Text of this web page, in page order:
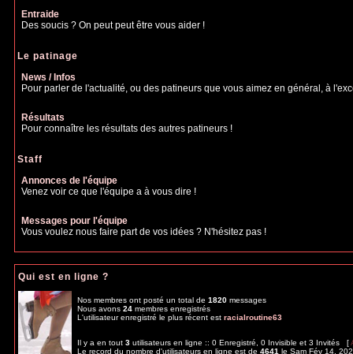
Entraide
Des soucis ? On peut peut être vous aider !
Le patinage
News / Infos
Pour parler de l'actualité, ou des patineurs que vous aimez en général, à
Résultats
Pour connaître les résultats des autres patineurs !
Staff
Annonces de l'équipe
Venez voir ce que l'équipe a à vous dire !
Messages pour l'équipe
Vous voulez nous faire part de vos idées ? N'hésitez pas !
Qui est en ligne ?
Nos membres ont posté un total de 1820 messages
Nous avons 24 membres enregistrés
L'utilisateur enregistré le plus récent est racialroutine63
Il y a en tout 3 utilisateurs en ligne :: 0 Enregistré, 0 Invisible et 3 Invités [
Le record du nombre d'utilisateurs en ligne est de 4641 le Sam Fév 14,